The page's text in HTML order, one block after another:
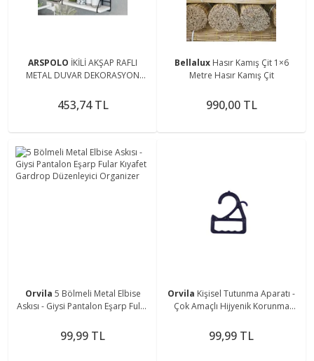
ARSPOLO İKİLİ AKŞAP RAFLI
METAL DUVAR DEKORASYON
453,74 TL
Bellalux Hasır Kamış Çit 1×6
Metre Hasır Kamış Çit
990,00 TL
Orvila 5 Bölmeli Metal Elbise
Askısı - Giysi Pantalon Eşarp Fular
Organizer
99,99 TL
Orvila Kişisel Tutunma Aparatı -
Çok Amaçlı Hijyenik Korunma
99,99 TL